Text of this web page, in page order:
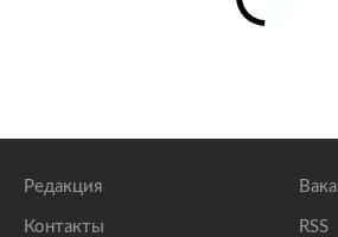
Редакция
Контакты RSS